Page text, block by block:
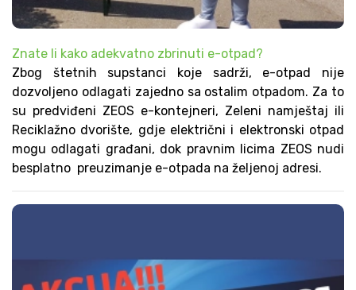
Znate li kako adekvatno zbrinuti e-otpad?
Zbog štetnih supstanci koje sadrži, e-otpad nije
dozvoljeno odlagati zajedno sa ostalim otpadom. Za to
su predviđeni ZEOS e-kontejneri, Zeleni namještaj ili
Reciklažno dvorište, gdje električni i elektronski otpad
mogu odlagati građani, dok pravnim licima ZEOS nudi
besplatno preuzimanje e-otpada na željenoj adresi.